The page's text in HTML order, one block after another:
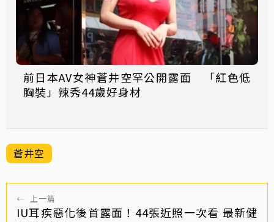
前日本AV女神蒼井空罕公開露面 「紅色低
胸裝」辣秀44歲好身材
蒼井空
← 上一篇
IU耳疾惡化後首露面！44張近照一次看 最新健